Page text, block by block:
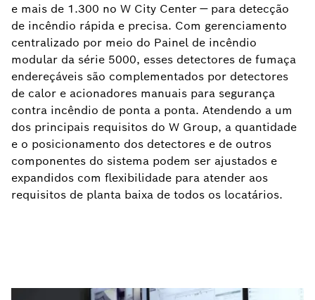
e mais de 1.300 no W City Center — para detecção
de incêndio rápida e precisa. Com gerenciamento
centralizado por meio do Painel de incêndio
modular da série 5000, esses detectores de fumaça
endereçáveis são complementados por detectores
de calor e acionadores manuais para segurança
contra incêndio de ponta a ponta. Atendendo a um
dos principais requisitos do W Group, a quantidade
e o posicionamento dos detectores e de outros
componentes do sistema podem ser ajustados e
expandidos com flexibilidade para atender aos
requisitos de planta baixa de todos os locatários.